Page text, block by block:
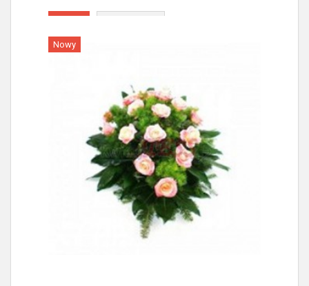
Nowy